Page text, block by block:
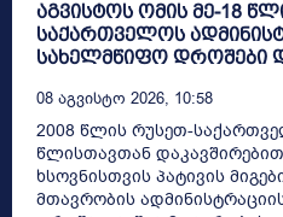
აგვისტოს ომის მე-18
საქართველოს
სახელმწიფო დროშები
08 Აგვისტო 2026, 10:58
2008 წლის რუსეთ-
წლისთავთან
ხსოვნისთვის პატივის
მთავრობის